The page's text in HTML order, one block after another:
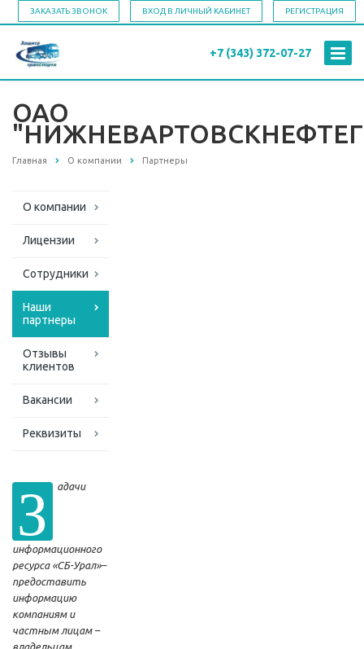
ЗАКАЗАТЬ ЗВОНОК ВХОД В ЛИЧНЫЙ КАБИНЕТ РЕГИСТРАЦИЯ
+7 (343) 372-07-27
ОАО
Главная О компании Партнеры
О компании
Лицензии
Сотрудники
Наши
партнеры
Отзывы
клиентов
Вакансии
Реквизиты
З адачи
информационного
ресурса «СБ-Урал»–
предоставить
информацию
компаниям и
частным лицам –
владельцам